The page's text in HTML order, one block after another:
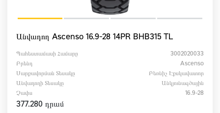
Անվադող Ascenso 16.9-28 14PR BHB315 TL
Պահեստամասի Համարը
3002020033
Բրենդ
Ascenso
Սարքավորման Տեսակը
Բեռնիչ Էքսկավատոր
Անվադողի Տեսակը
Անկյունագծային
Չափս
16.9-28
377.280 դրամ